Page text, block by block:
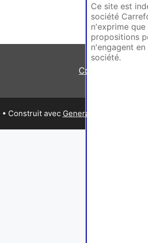
Ce site est
société
n'exprime
propositions
n'engagent
société.
Contact
• Construit avec GeneratePress